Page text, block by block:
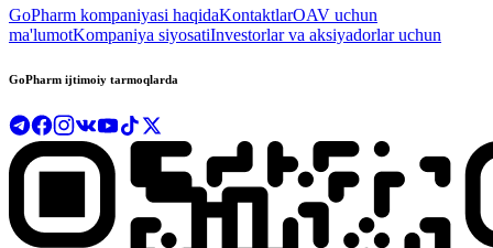
GoPharm kompaniyasi haqidaKontaktlarOAV uchun
ma'lumotKompaniya siyosatiInvestorlar va aksiyadorlar uchun
GoPharm ijtimoiy tarmoqlarda